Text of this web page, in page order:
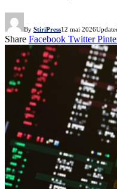
By StiriPress12 mai 2026
Share Facebook Twitter